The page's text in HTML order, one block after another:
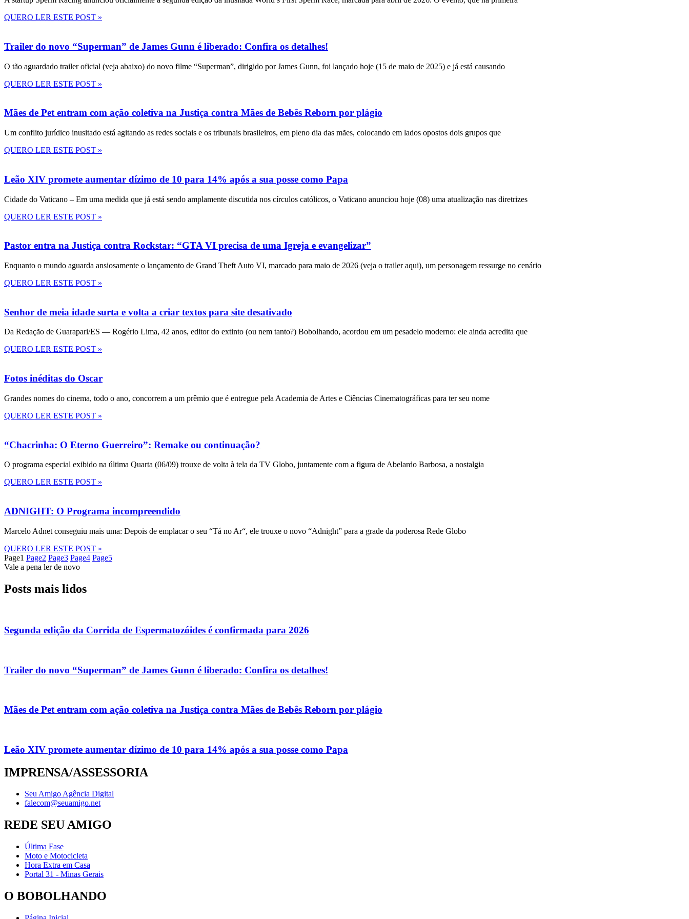
QUERO LER ESTE POST »
Trailer do novo “Superman” de James Gunn é liberado: Confira os detalhes!
O tão aguardado trailer oficial (veja abaixo) do novo filme “Superman”, dirigido por James Gunn, foi lançado hoje (15 de maio de 2025) e já está causando
QUERO LER ESTE POST »
Mães de Pet entram com ação coletiva na Justiça contra Mães de Bebês Reborn por plágio
Um conflito jurídico inusitado está agitando as redes sociais e os tribunais brasileiros, em pleno dia das mães, colocando em lados opostos dois grupos que
QUERO LER ESTE POST »
Leão XIV promete aumentar dízimo de 10 para 14% após a sua posse como Papa
Cidade do Vaticano – Em uma medida que já está sendo amplamente discutida nos círculos católicos, o Vaticano anunciou hoje (08) uma atualização nas diretrizes
QUERO LER ESTE POST »
Pastor entra na Justiça contra Rockstar: “GTA VI precisa de uma Igreja e evangelizar”
Enquanto o mundo aguarda ansiosamente o lançamento de Grand Theft Auto VI, marcado para maio de 2026 (veja o trailer aqui), um personagem ressurge no cenário
QUERO LER ESTE POST »
Senhor de meia idade surta e volta a criar textos para site desativado
Da Redação de Guarapari/ES — Rogério Lima, 42 anos, editor do extinto (ou nem tanto?) Bobolhando, acordou em um pesadelo moderno: ele ainda acredita que
QUERO LER ESTE POST »
Fotos inéditas do Oscar
Grandes nomes do cinema, todo o ano, concorrem a um prêmio que é entregue pela Academia de Artes e Ciências Cinematográficas para ter seu nome
QUERO LER ESTE POST »
“Chacrinha: O Eterno Guerreiro”: Remake ou continuação?
O programa especial exibido na última Quarta (06/09) trouxe de volta à tela da TV Globo, juntamente com a figura de Abelardo Barbosa, a nostalgia
QUERO LER ESTE POST »
ADNIGHT: O Programa incompreendido
Marcelo Adnet conseguiu mais uma: Depois de emplacar o seu “Tá no Ar“, ele trouxe o novo “Adnight” para a grade da poderosa Rede Globo
QUERO LER ESTE POST »
Page1 Page2 Page3 Page4 Page5
Vale a pena ler de novo
Posts mais lidos
Segunda edição da Corrida de Espermatozóides é confirmada para 2026
Trailer do novo “Superman” de James Gunn é liberado: Confira os detalhes!
Mães de Pet entram com ação coletiva na Justiça contra Mães de Bebês Reborn por plágio
Leão XIV promete aumentar dízimo de 10 para 14% após a sua posse como Papa
IMPRENSA/ASSESSORIA
Seu Amigo Agência Digital
falecom@seuamigo.net
REDE SEU AMIGO
Última Fase
Moto e Motocicleta
Hora Extra em Casa
Portal 31 - Minas Gerais
O BOBOLHANDO